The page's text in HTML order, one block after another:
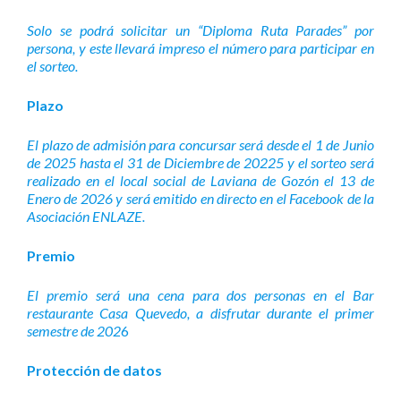
Solo se podrá solicitar un “Diploma Ruta Parades” por
persona, y este llevará impreso el número para participar en
el sorteo.
Plazo
El plazo de admisión para concursar será desde el 1 de Junio
de 2025 hasta el 31 de Diciembre de 20225 y el sorteo será
realizado en el local social de Laviana de Gozón el 13 de
Enero de 2026 y será emitido en directo en el Facebook de la
Asociación ENLAZE.
Premio
El premio será una cena para dos personas en el Bar
restaurante Casa Quevedo, a disfrutar durante el primer
semestre de 2026
Protección de datos